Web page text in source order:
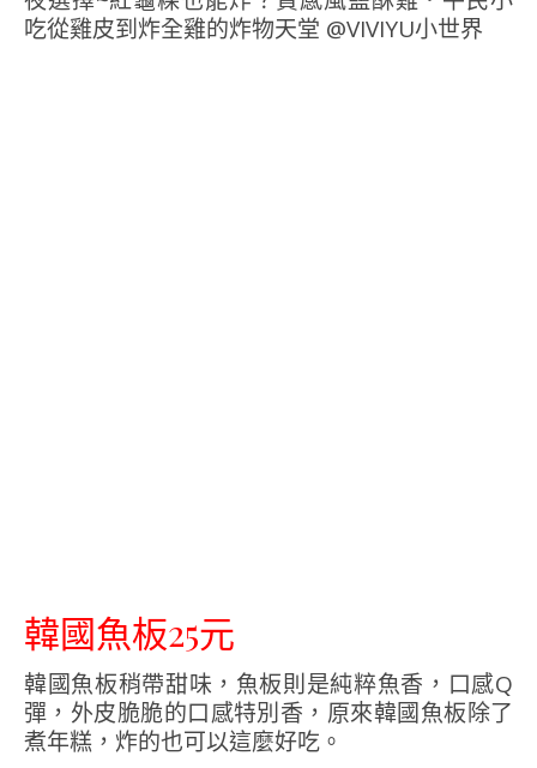
韓國魚板25元
韓國魚板稍帶甜味，魚板則是純粹魚香，口感Q
彈，外皮脆脆的口感特別香，原來韓國魚板除了
煮年糕，炸的也可以這麼好吃。